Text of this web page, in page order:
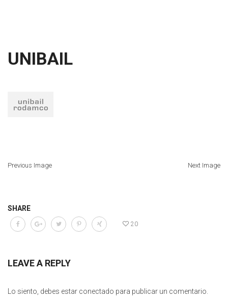
UNIBAIL
Previous Image Next Image
SHARE
20
LEAVE A REPLY
Lo siento, debes estar conectado para publicar un comentario.